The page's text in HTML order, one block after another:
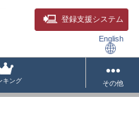
登録支援システム
English
キング その他